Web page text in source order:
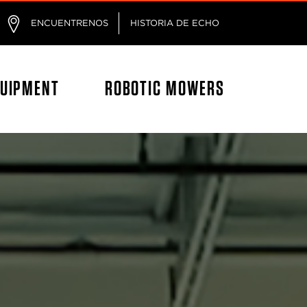
ENCUENTRENOS HISTORIA DE ECHO
ROBOTIC MOWERS